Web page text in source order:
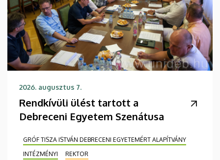
2026. augusztus 7.
Rendkívüli ülést tartott a
Debreceni Egyetem Szenátusa
GRÓF TISZA ISTVÁN DEBRECENI EGYETEMÉRT ALAPÍTVÁNY
INTÉZMÉNYI
REKTOR